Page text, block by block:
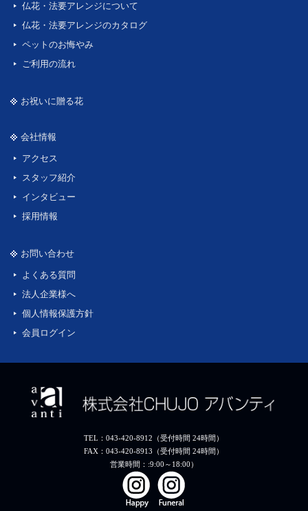
仏花・法要アレンジについて
仏花・法要アレンジのカタログ
ペットのお悔やみ
ご利用の流れ
お祝いに贈る花
会社情報
アクセス
スタッフ紹介
インタビュー
採用情報
お問い合わせ
よくある質問
法人企業様へ
個人情報保護方針
会員ログイン
TEL：043-420-8912（受付時間 24時間）
FAX：043-420-8913（受付時間 24時間）
営業時間：:9:00～18:00）